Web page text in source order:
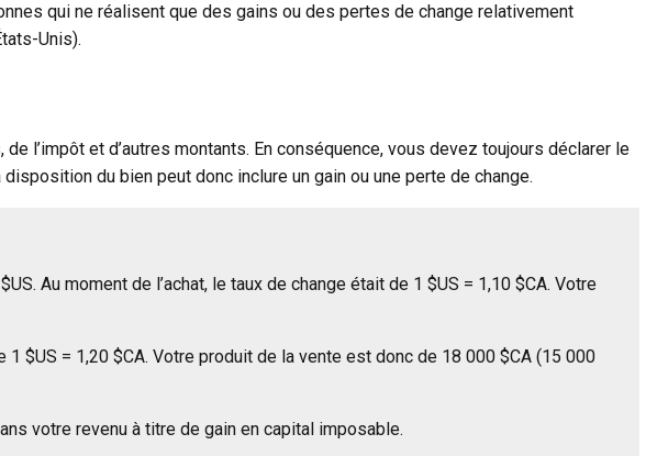
qui ne réalisent que des gains ou des pertes de change relativement
Unis).
l’impôt et d’autres montants. En conséquence, vous devez toujours déclarer le
du bien peut donc inclure un gain ou une perte de change.
Au moment de l’achat, le taux de change était de 1 $US = 1,10 $CA. Votre
$US = 1,20 $CA. Votre produit de la vente est donc de 18 000 $CA (15 000
votre revenu à titre de gain en capital imposable.